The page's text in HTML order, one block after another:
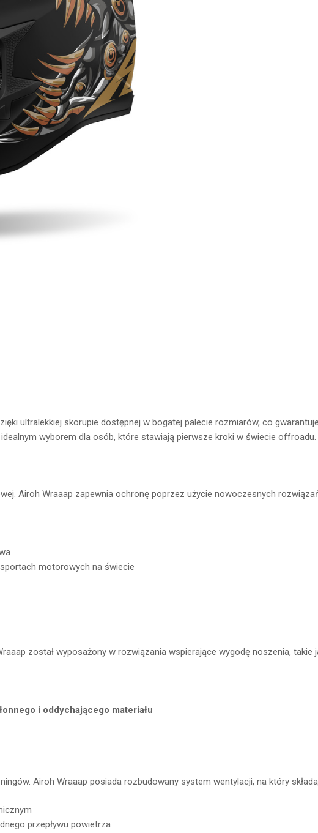
ultralekkiej skorupie dostępnej w bogatej palecie rozmiarów, co
wyborem dla osób, które stawiają pierwsze kroki w świecie offroadu.
Airoh Wraaap zapewnia ochronę poprzez użycie nowoczesnych
motorowych na świecie
został wyposażony w rozwiązania wspierające wygodę noszenia, takie
i oddychającego materiału
Airoh Wraaap posiada rozbudowany system wentylacji, na który
przepływu powietrza